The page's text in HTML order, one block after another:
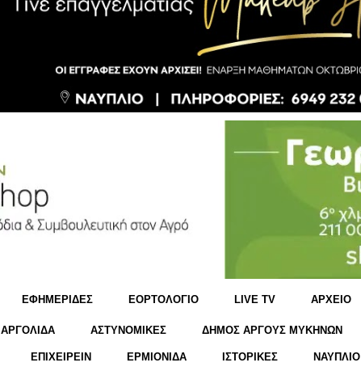
ΕΦΗΜΕΡΙΔΕΣ ΕΟΡΤΟΛΟΓΙΟ LIVE TV ΑΡΧΕΙΟ
ΑΡΓΟΛΙΔΑ ΑΣΤΥΝΟΜΙΚΕΣ ΔΗΜΟΣ ΑΡΓΟΥΣ ΜΥΚΗΝΩΝ
ΕΠΙΧΕΙΡΕΙΝ ΕΡΜΙΟΝΙΔΑ ΙΣΤΟΡΙΚΕΣ ΝΑΥΠΛΙΟ